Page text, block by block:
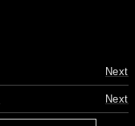
Next
Next